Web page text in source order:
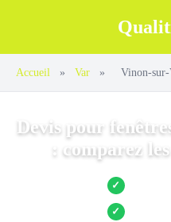
Accueil » Var » Vinon-sur-
Devis pour
: comparez
✓ Jusqu’à 3
✓